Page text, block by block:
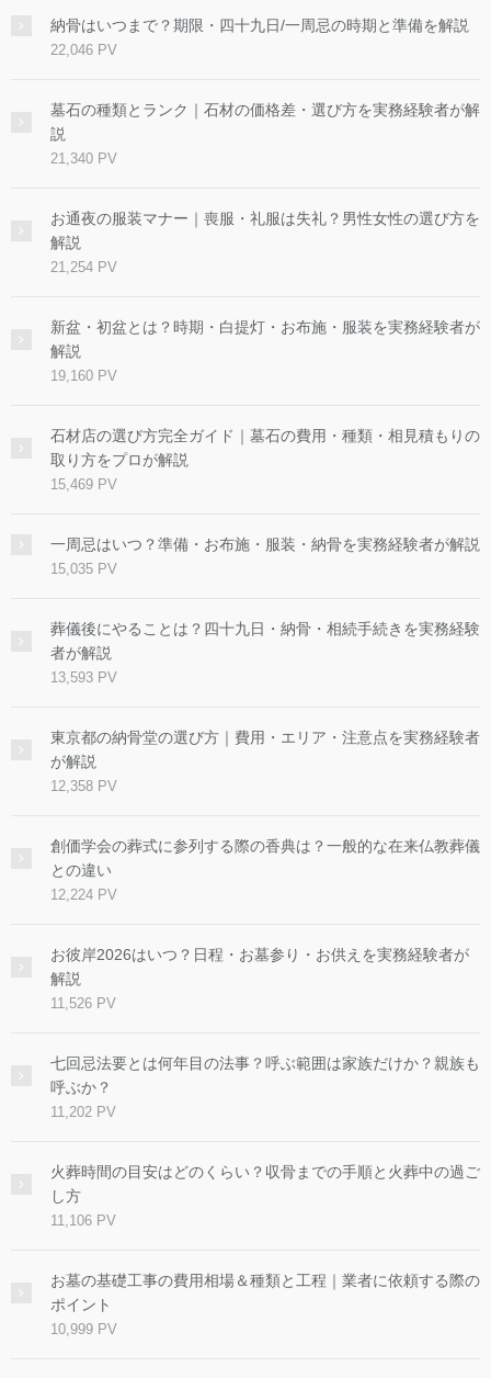
納骨はいつまで？期限・四十九日/一周忌の時期と準備を解説
22,046 PV
墓石の種類とランク｜石材の価格差・選び方を実務経験者が解
説
21,340 PV
お通夜の服装マナー｜喪服・礼服は失礼？男性女性の選び方を
解説
21,254 PV
新盆・初盆とは？時期・白提灯・お布施・服装を実務経験者が
解説
19,160 PV
石材店の選び方完全ガイド｜墓石の費用・種類・相見積もりの
取り方をプロが解説
15,469 PV
一周忌はいつ？準備・お布施・服装・納骨を実務経験者が解説
15,035 PV
葬儀後にやることは？四十九日・納骨・相続手続きを実務経験
者が解説
13,593 PV
東京都の納骨堂の選び方｜費用・エリア・注意点を実務経験者
が解説
12,358 PV
創価学会の葬式に参列する際の香典は？一般的な在来仏教葬儀
との違い
12,224 PV
お彼岸2026はいつ？日程・お墓参り・お供えを実務経験者が
解説
11,526 PV
七回忌法要とは何年目の法事？呼ぶ範囲は家族だけか？親族も
呼ぶか？
11,202 PV
火葬時間の目安はどのくらい？収骨までの手順と火葬中の過ご
し方
11,106 PV
お墓の基礎工事の費用相場＆種類と工程｜業者に依頼する際の
ポイント
10,999 PV